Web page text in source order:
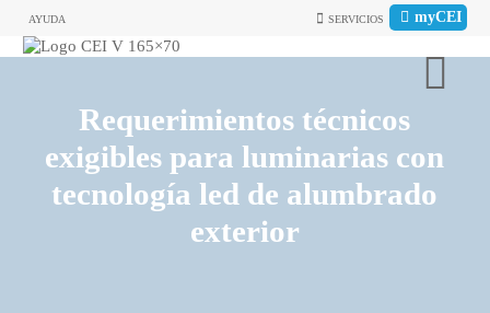
AYUDA myCEI
SERVICIOS
Requerimientos técnicos
exigibles para luminarias con
tecnología led de alumbrado
exterior